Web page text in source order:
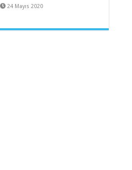
24 Mayıs 2020